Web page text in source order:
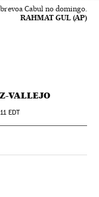
Cabul no domingo.
RAHMAT GUL (AP)
VALLEJO
EDT